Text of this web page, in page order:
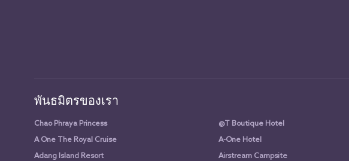
พันธมิตรของเรา
Chao Phraya Princess @T Boutique Hotel
A One The Royal Cruise
A-One Hotel
Adang Island Resort
Airstream Campsite